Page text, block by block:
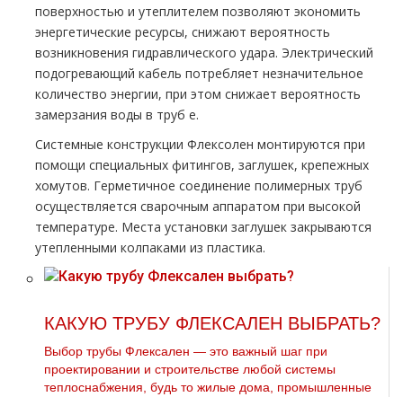
поверхностью и утеплителем позволяют экономить
энергетические ресурсы, снижают вероятность
возникновения гидравлического удара. Электрический
подогревающий кабель потребляет незначительное
количество энергии, при этом снижает вероятность
замерзания воды в тpуб е.
Системные конструкции Флексолен монтируются при
помощи специальных фитингов, заглушек, крепежных
хомутов. Герметичное соединение полимерных тpуб
осуществляется сварочным аппаратом при высокой
температуре. Места установки заглушек закрываются
утепленными колпаками из пластика.
КАКУЮ ТРУБУ ФЛЕКСАЛЕН ВЫБРАТЬ?
Выбор трубы Флексален — это важный шаг при
проектировании и строительстве любой системы
теплоснабжения, будь то жилые дома, промышленные